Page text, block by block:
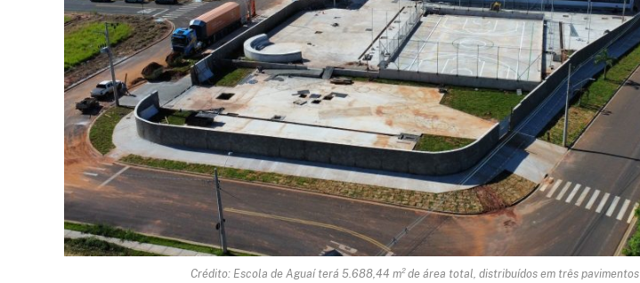
Crédito: Escola de Aguaí terá 5.688,44 m² de área total, distribuídos em três pavimentos